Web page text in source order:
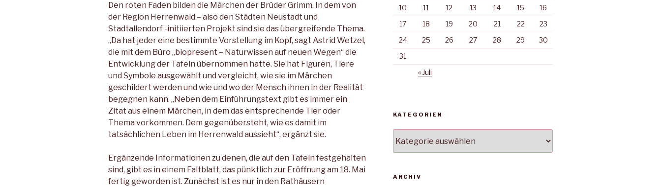
Den roten Faden bilden die Märchen der Brüder Grimm. In dem von
der Region Herrenwald – also den Städten Neustadt und
Stadtallendorf -initiierten Projekt sind sie das übergreifende Thema.
„Da hat jeder eine bestimmte Vorstellung im Kopf, sagt Astrid Wetzel,
die mit dem Büro „biopresent – Naturwissen auf neuen Wegen“ die
Entwicklung der Tafeln übernommen hatte. Sie hat Figuren, Tiere
und Symbole ausgewählt und vergleicht, wie sie im Märchen
geschildert werden und wie und wo der Mensch ihnen in der Realität
begegnen kann. „Neben dem Einführungstext gibt es immer ein
Zitat aus einem Märchen, in dem das entsprechende Tier oder
Thema vorkommen. Dem gegenübersteht, wie es damit im
tatsächlichen Leben im Herrenwald aussieht“, ergänzt sie.
Ergänzende Informationen zu denen, die auf den Tafeln festgehalten
sind, gibt es in einem Faltblatt, das pünktlich zur Eröffnung am 18. Mai
fertig geworden ist. Zunächst ist es nur in den Rathäusern
10
11 12 13 14 15
16
17
18 19 20 21 22
23
24
25 26 27 28 29
30
31
« Juli
KATEGORIEN
ARCHIV